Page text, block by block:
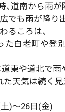
道南から雨が
でも雨が降り
るころは、
白老町や登
東や道北で雨
天気は続く見
)〜26日(金)